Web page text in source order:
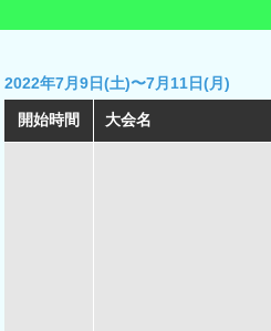
2022年7月9日(土)〜7月11日(月)
開始時間 大会名